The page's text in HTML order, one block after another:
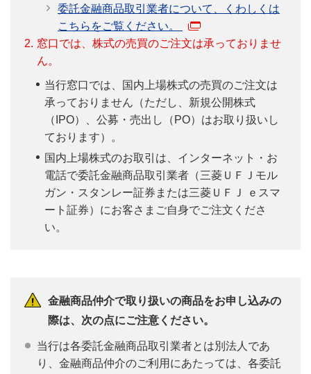
委託金融商品取引業者について、くわしくは
こちらをご覧ください。
2. 窓口では、株式の売買のご注文は承っておりませ
ん。
当行窓口では、国内上場株式の売買のご注文は
承っておりません（ただし、新規公開株式
（IPO）、公募・売出し（PO）はお取り扱いし
ております）。
国内上場株式のお取引は、インターネット・お
電話で委託金融商品取引業者（三菱ＵＦＪモル
ガン・スタンレー証券または三菱ＵＦＪ ｅスマ
ート証券）にお客さまご自身でご注文くださ
い。
金融商品仲介で取り扱いの商品をお申し込みの
際は、次の点にご注意ください。
当行は各委託金融商品取引業者とは別法人であ
り、金融商品仲介のご利用にあたっては、各委託